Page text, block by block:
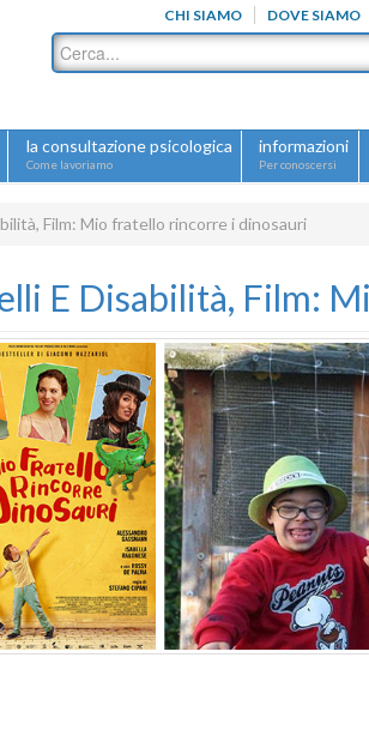
CHI SIAMO DOVE SIAMO
la consultazione psicologica
Come lavoriamo
informazioni
Per conoscersi
Film: Mio fratello rincorre i dinosauri
E Disabilità, Film: